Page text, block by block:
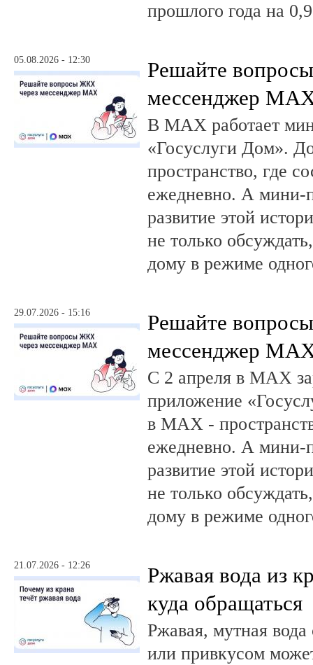
прошлого года на
05.08.2026 - 12:30
Решайте
мессенджер
В MAX работает
«Госуслуги Дом».
пространство, где
ежедневно. А мини-
развитие этой
не только
дому в режиме
29.07.2026 - 15:16
Решайте
мессенджер
С 2 апреля в MAX
приложение
в MAX -
ежедневно. А мини-
развитие этой
не только
дому в режиме
21.07.2026 - 12:26
Ржавая вода из
куда обращаться
Ржавая, мутная
или привкусом